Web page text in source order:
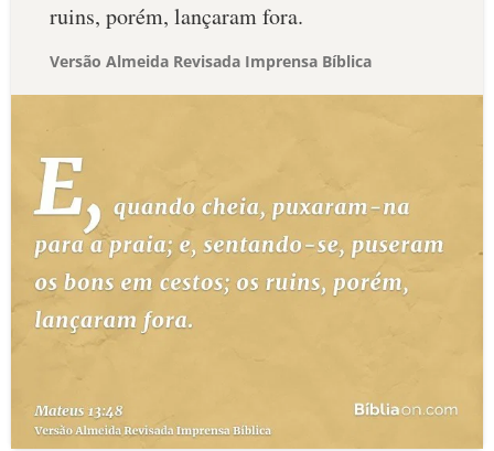
ruins, porém, lançaram fora.
Versão Almeida Revisada Imprensa Bíblica